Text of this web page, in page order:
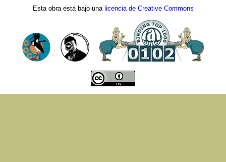
Esta obra está bajo una licencia de Creative Commons